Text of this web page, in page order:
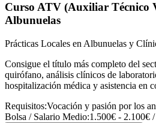
Curso ATV (Auxiliar Técnico
Albunuelas
Prácticas Locales en Albunuelas y
Consigue el título más completo del
quirófano, análisis clínicos de
hospitalización médica y asistencia en
Requisitos:Vocación y pasión por los
Bolsa / Salario Medio:1.500€ - 2.100€ /